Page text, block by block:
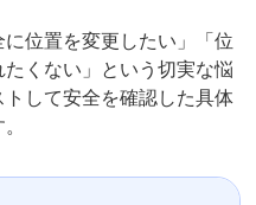
位置を変更したい」「位
くない」という切実な悩
して安全を確認した具体